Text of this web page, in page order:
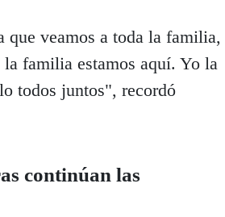
veamos a toda la familia,
la familia estamos aquí. Yo la
todos juntos", recordó
continúan las